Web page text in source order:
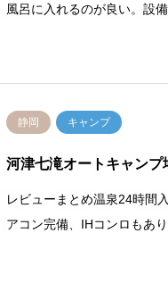
風呂に入れるのが良い。設
静岡 キャンプ
河津七滝オートキャンプ
レビューまとめ温泉24時間
アコン完備、IHコンロもあ